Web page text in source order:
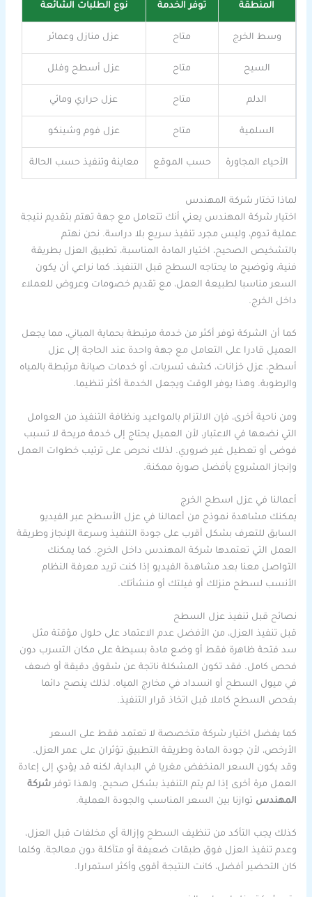
المنطقة توفر الخدمة نوع الطلبات الشائعة
وسط الخرج متاح عزل منازل وعمائر
السيح متاح عزل أسطح وفلل
الدلم متاح عزل حراري ومائي
السلمية متاح عزل فوم وشينكو
الأحياء المجاورة حسب الموقع معاينة وتنفيذ حسب الحالة
لماذا تختار شركة المهندس
اختيار شركة المهندس يعني أنك تتعامل مع جهة تهتم بتقديم نتيجة
عملية تدوم، وليس مجرد تنفيذ سريع بلا دراسة. نحن نهتم
بالتشخيص الصحيح، اختيار المادة المناسبة، تطبيق العزل بطريقة
فنية، وتوضيح ما يحتاجه السطح قبل التنفيذ. كما نراعي أن يكون
السعر مناسبا لطبيعة العمل، مع تقديم خصومات وعروض للعملاء
داخل الخرج.
كما أن الشركة توفر أكثر من خدمة مرتبطة بحماية المباني، مما يجعل
العميل قادرا على التعامل مع جهة واحدة عند الحاجة إلى عزل
أسطح، عزل خزانات، كشف تسربات، أو خدمات صيانة مرتبطة بالمياه
والرطوبة. وهذا يوفر الوقت ويجعل الخدمة أكثر تنظيما.
ومن ناحية أخرى، فإن الالتزام بالمواعيد ونظافة التنفيذ من العوامل
التي نضعها في الاعتبار، لأن العميل يحتاج إلى خدمة مريحة لا تسبب
فوضى أو تعطيل غير ضروري. لذلك نحرص على ترتيب خطوات العمل
وإنجاز المشروع بأفضل صورة ممكنة.
أعمالنا في عزل اسطح الخرج
يمكنك مشاهدة نموذج من أعمالنا في عزل الأسطح عبر الفيديو
السابق للتعرف بشكل أقرب على جودة التنفيذ وسرعة الإنجاز وطريقة
العمل التي تعتمدها شركة المهندس داخل الخرج. كما يمكنك
التواصل معنا بعد مشاهدة الفيديو إذا كنت تريد معرفة النظام
الأنسب لسطح منزلك أو فيلتك أو منشأتك.
نصائح قبل تنفيذ عزل السطح
قبل تنفيذ العزل، من الأفضل عدم الاعتماد على حلول مؤقتة مثل
سد فتحة ظاهرة فقط أو وضع مادة بسيطة على مكان التسرب دون
فحص كامل. فقد تكون المشكلة ناتجة عن شقوق دقيقة أو ضعف
في ميول السطح أو انسداد في مخارج المياه. لذلك ينصح دائما
بفحص السطح كاملا قبل اتخاذ قرار التنفيذ.
كما يفضل اختيار شركة متخصصة لا تعتمد فقط على السعر
الأرخص، لأن جودة المادة وطريقة التطبيق تؤثران على عمر العزل.
وقد يكون السعر المنخفض مغريا في البداية، لكنه قد يؤدي إلى إعادة
العمل مرة أخرى إذا لم يتم التنفيذ بشكل صحيح. ولهذا توفرشركة
المهندس توازنا بين السعر المناسب والجودة العملية.
كذلك يجب التأكد من تنظيف السطح وإزالة أي مخلفات قبل العزل،
وعدم تنفيذ العزل فوق طبقات ضعيفة أو متآكلة دون معالجة. وكلما
كان التحضير أفضل، كانت النتيجة أقوى وأكثر استمرارا.